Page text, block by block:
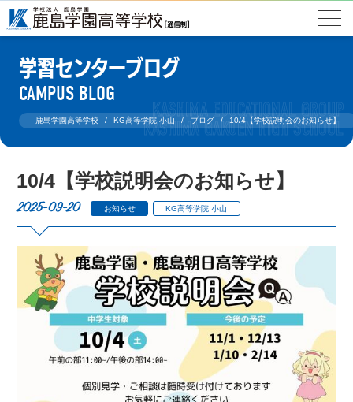
学習センターブログ
CAMPUS BLOG
鹿島学園高等学校 KG高等学院 小山 ブログ 10/4【学校説明会のお知らせ】
10/4【学校説明会のお知らせ】
2025-09-20 お知らせ KG高等学院 小山